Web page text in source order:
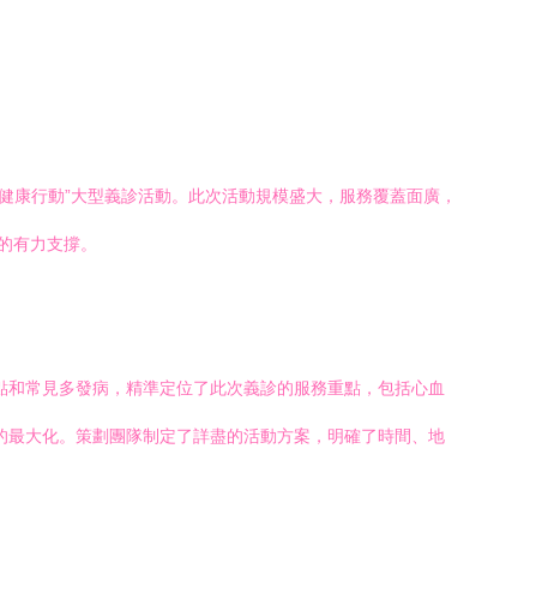
行動”大型義診活動。此次活動規模盛大，服務覆蓋面廣，
力支撐。
常見多發病，精準定位了此次義診的服務重點，包括心血
大化。策劃團隊制定了詳盡的活動方案，明確了時間、地